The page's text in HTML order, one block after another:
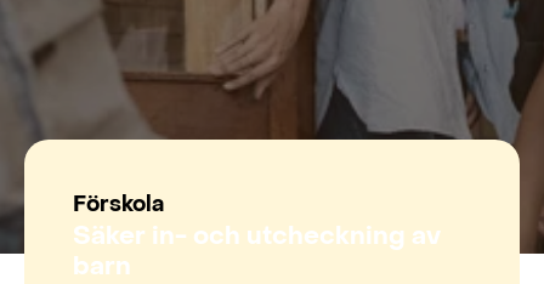
Förskola
Säker in- och utcheckning av
barn